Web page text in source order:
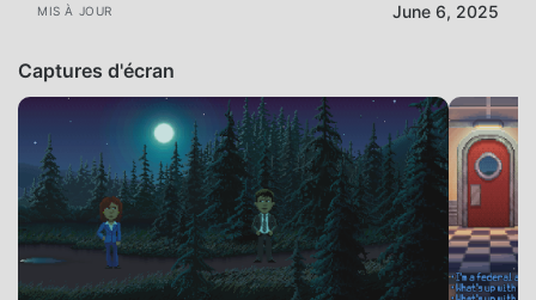
MIS À JOUR June 6, 2025
Captures d'écran